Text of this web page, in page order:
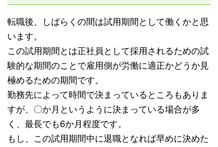
転職後、しばらくの間は試用期間として働くかと思
います。
この試用期間とは正社員として採用されるための試
験的な期間のことで雇用側が労働に適正かどうか見
極めるための期間です。
勤務先によって時間で決まっているところもありま
すが、〇か月というように決まっている場合が多
く、最長でも6か月程度です。
もし、この試用期間中に退職となれば早めに決めた